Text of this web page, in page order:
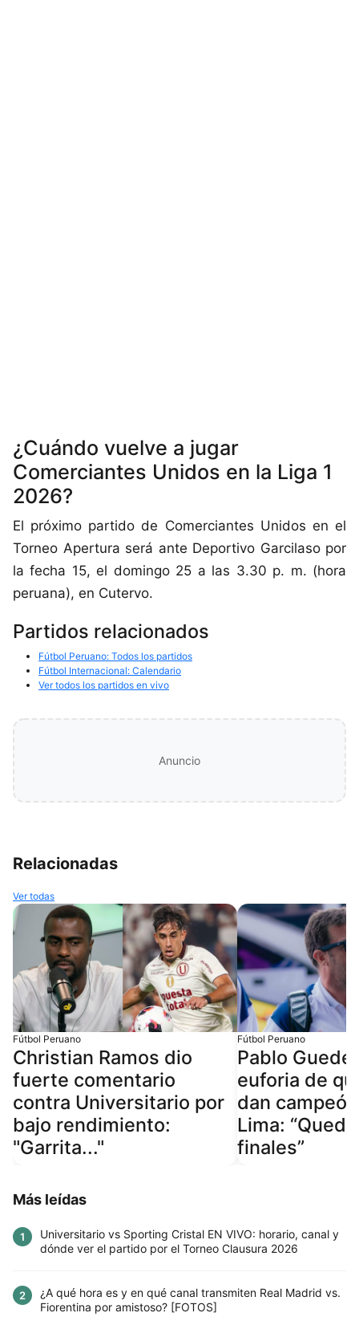
¿Cuándo vuelve a jugar
Comerciantes Unidos en la Liga 1
2026?
El próximo partido de Comerciantes Unidos en el
Torneo Apertura será ante Deportivo Garcilaso por
la fecha 15, el domingo 25 a las 3.30 p. m. (hora
peruana), en Cutervo.
Partidos relacionados
Fútbol Peruano: Todos los partidos
Fútbol Internacional: Calendario
Ver todos los partidos en vivo
Anuncio
Relacionadas
Ver todas
Fútbol Peruano
Christian Ramos dio
fuerte comentario
contra Universitario por
bajo rendimiento:
"Garrita..."
Fútbol Peruano
Pablo
euforia de
dan
Lima:
finales”
Más leídas
1
Universitario vs Sporting Cristal EN VIVO: horario, canal y
dónde ver el partido por el Torneo Clausura 2026
2
¿A qué hora es y en qué canal transmiten Real Madrid vs.
Fiorentina por amistoso? [FOTOS]